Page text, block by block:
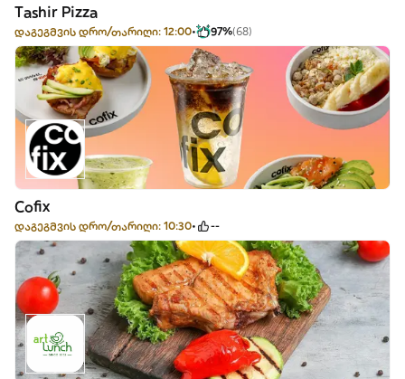
Tashir Pizza
დაგეგმვის დრო/თარიღი: 12:00 97%(68)
Cofix
დაგეგმვის დრო/თარიღი: 10:30 --